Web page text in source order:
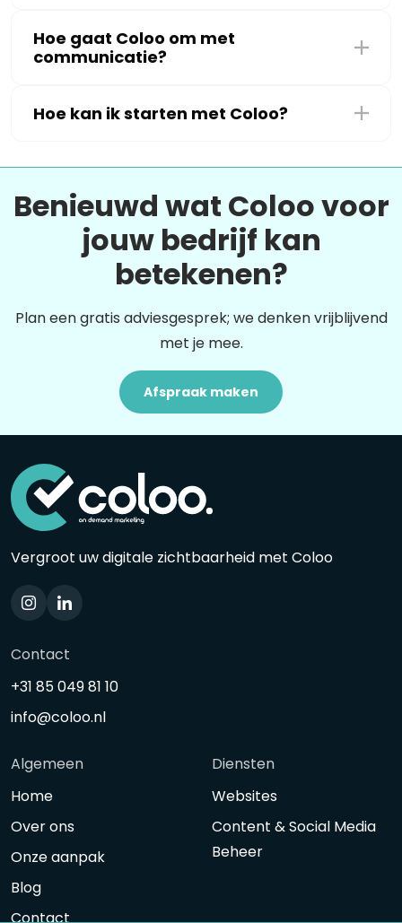
Hoe gaat Coloo om met
communicatie?
Hoe kan ik starten met Coloo?
Benieuwd wat Coloo voor
jouw bedrijf kan
betekenen?
Plan een gratis adviesgesprek; we denken vrijblijvend
met je mee.
Afspraak maken
Vergroot uw digitale zichtbaarheid met Coloo
Contact
+31 85 049 81 10
info@coloo.nl
Algemeen
Home
Over ons
Onze aanpak
Blog
Contact
Diensten
Websites
Content & Social Media
Beheer